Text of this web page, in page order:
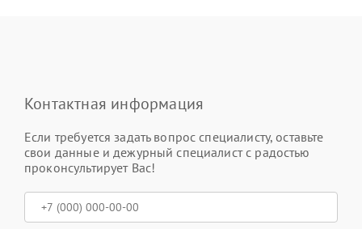
Контактная информация
Если требуется задать вопрос специалисту, оставьте
свои данные и дежурный специалист с радостью
проконсультирует Вас!